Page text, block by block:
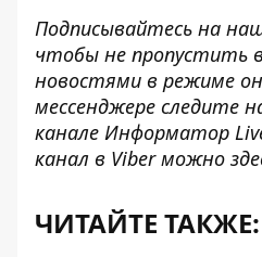
Подписывайтесь на
чтобы не пропустить
новостями в режиме
мессенджере следите
канале Информатор
канал в Viber можно
ЧИТАЙТЕ ТАКЖЕ: